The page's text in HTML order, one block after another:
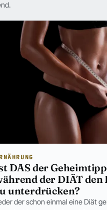
DAS der
der DIÄT den
unterdrücken?
der schon einmal eine Diät